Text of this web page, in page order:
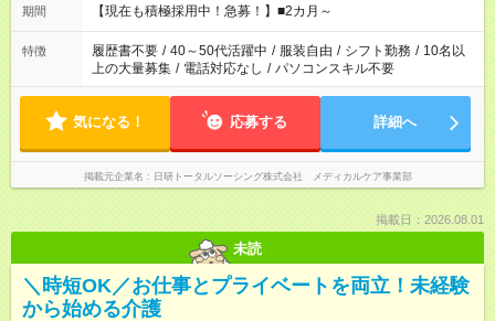
計が 週40時間を超えなければOKです。
期間 【現在も積極採用中！急募！】■2カ月～
特徴 履歴書不要 / 40～50代活躍中 / 服装自由 / シフト勤務 / 10名以
上の大量募集 / 電話対応なし / パソコンスキル不要
気になる！ 応募する 詳細へ
掲載元企業名 日研トータルソーシング株式会社 メディカルケア事業部
掲載日：2026.08.01
未読
＼時短OK／お仕事とプライベートを両立！未経験
から始める介護